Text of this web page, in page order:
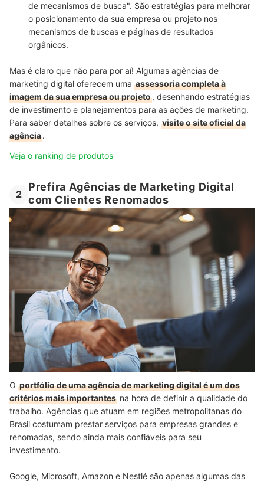
de mecanismos de busca". São estratégias para melhorar
o posicionamento da sua empresa ou projeto nos
mecanismos de buscas e páginas de resultados
orgânicos.
Mas é claro que não para por aí! Algumas agências de
marketing digital oferecem uma assessoria completa à
imagem da sua empresa ou projeto, desenhando estratégias
de investimento e planejamentos para as ações de marketing.
Para saber detalhes sobre os serviços, visite o site oficial da
agência.
Veja o ranking de produtos
2
Prefira Agências de Marketing Digital
com Clientes Renomados
O portfólio de uma agência de marketing digital é um dos
critérios mais importantes na hora de definir a qualidade do
trabalho. Agências que atuam em regiões metropolitanas do
Brasil costumam prestar serviços para empresas grandes e
renomadas, sendo ainda mais confiáveis para seu
investimento.
Google, Microsoft, Amazon e Nestlé são apenas algumas das